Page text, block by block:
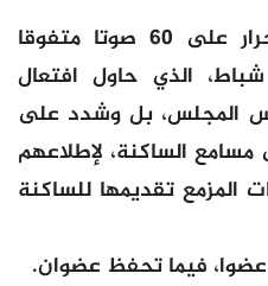
وحصل البقالي مرشح الأحرار على 60 صوتا متفوقا
الذي حاول افتعال
المجلس، بل وشدد على
الساكنة، لإطلاعهم
المزمع تقديمها للساكنة